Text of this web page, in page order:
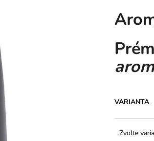
produktu
je
z
VARIANTA
Zvolte
HLEDAT